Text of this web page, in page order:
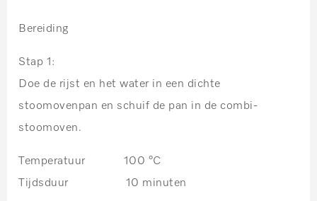
Bereiding
Stap 1:
Doe de rijst en het water in een dichte
stoomovenpan en schuif de pan in de combi-
stoomoven.
Temperatuur 100 °C
Tijdsduur 10 minuten